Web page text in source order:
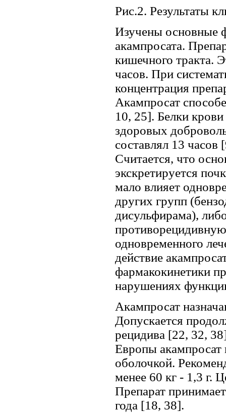
Рис.2. Результаты
Изучены основные
акампросата.
кишечного тракта.
часов. При
концентрация
Акампросат
10, 25]. Белки
здоровых
составлял 13 часов
Считается, что
экскретируется
мало влияет
других групп
дисульфирама),
одновременного
действие
фармакокинетики
нарушениях
Акампросат
Допускается
рецидива [22, 32,
Европы акампросат
оболочкой.
менее 60 кг - 1,3 г.
Препарат
года [18, 38].